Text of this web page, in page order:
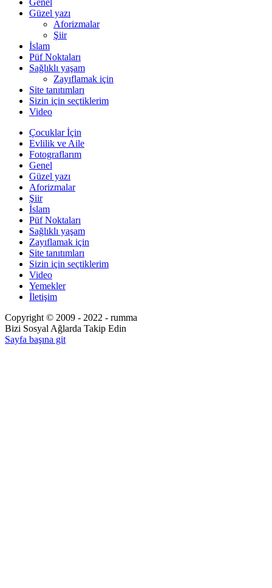
Güzel yazı
Aforizmalar
Şiir
İslam
Püf Noktaları
Sağlıklı yaşam
Zayıflamak için
Site tanıtımları
Sizin için seçtiklerim
Video
Çocuklar İçin
Evlilik ve Aile
Fotograflarım
Genel
Güzel yazı
Aforizmalar
Şiir
İslam
Püf Noktaları
Sağlıklı yaşam
Zayıflamak için
Site tanıtımları
Sizin için seçtiklerim
Video
Yemekler
İletişim
Copyright © 2009 - 2022 - rumma
Bizi Sosyal Ağlarda Takip Edin
Sayfa başına git